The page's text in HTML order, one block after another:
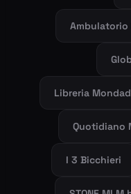
Libreria
Quotidiano
I 3 Bicchieri